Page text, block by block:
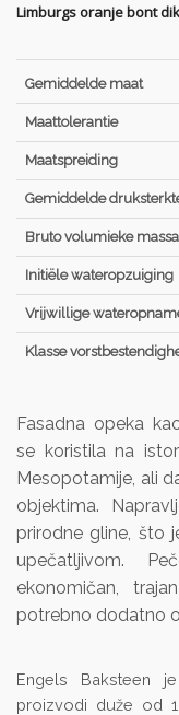
Limburgs oranje bont
Gemiddelde maat
Maattolerantie
Maatspreiding
Gemiddelde
Bruto volumieke massa
Initiële wateropzuiging
Vrijwillige
Klasse
Fasadna opeka
se koristila na
Mesopotamije, ali
objektima.
prirodne gline, što
upečatljivom.
ekonomičan,
potrebno dodatno
Engels Baksteen
proizvodi duže od